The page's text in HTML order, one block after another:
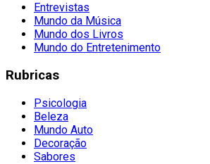
Entrevistas
Mundo da Música
Mundo dos Livros
Mundo do Entretenimento
Rubricas
Psicologia
Beleza
Mundo Auto
Decoração
Sabores